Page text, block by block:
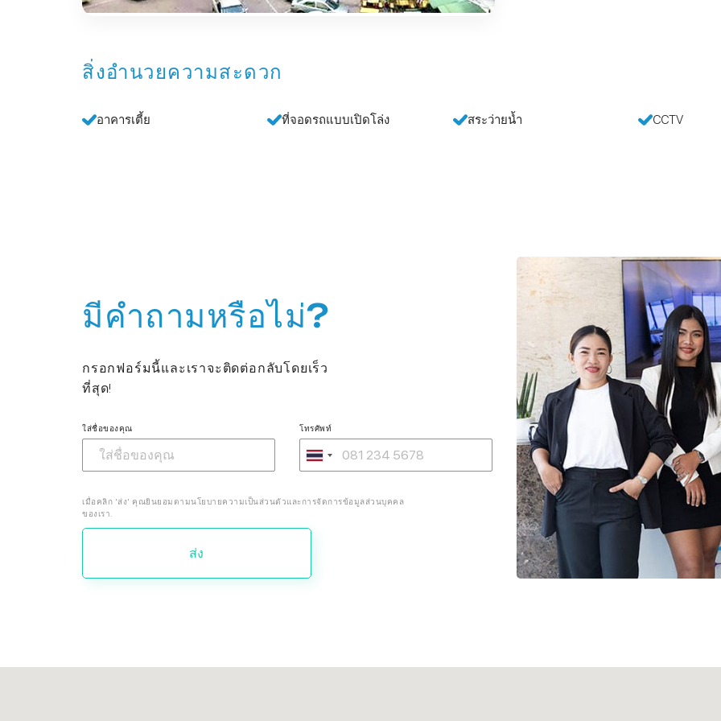
สิ่งอำนวยความสะดวก
อาคารเตี้ย ที่จอดรถแบบเปิดโล่ง สระว่ายน้ำ CCTV
มีคำถามหรือไม่?
กรอกฟอร์มนี้และเราจะติดต่อกลับโดยเร็ว
ที่สุด!
ใส่ชื่อของคุณ โทรศัพท์
เมื่อคลิก 'ส่ง' คุณยินยอมตามนโยบายความเป็นส่วนตัวและการจัดการข้อมูลส่วนบุคคล
ของเรา.
ส่ง